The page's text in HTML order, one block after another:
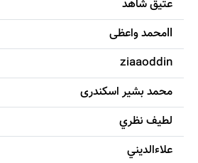
عتیق شاهد
llمحمد واعظی
ziaaoddin
محمد بشیر اسکندری
لطيف نظري
علاءالديني